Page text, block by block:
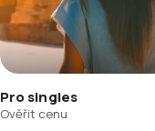
Pro singles
Ověřit cenu